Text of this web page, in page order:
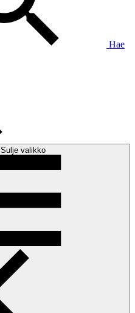
Hae
Sulje valikko